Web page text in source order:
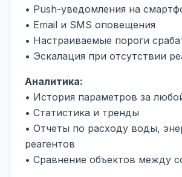
• Push-уведомления на
• Email и SMS оповещения
• Настраиваемые пороги
• Эскалация при отсутствии
Аналитика:
• История параметров за
• Статистика и тренды
• Отчеты по расходу воды,
реагентов
• Сравнение объектов между